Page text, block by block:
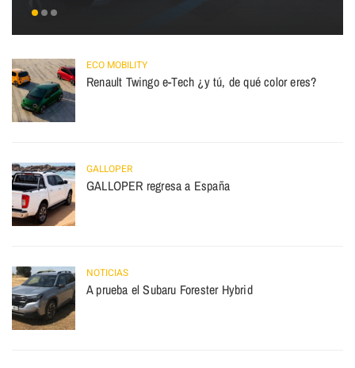
ECO MOBILITY
Renault Twingo e-Tech ¿y tú, de qué color eres?
GALLOPER
GALLOPER regresa a España
NOTICIAS
A prueba el Subaru Forester Hybrid